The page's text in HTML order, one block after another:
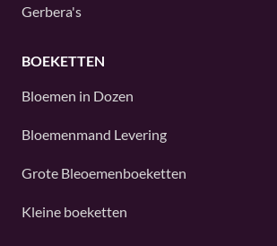
Gerbera's
BOEKETTEN
Bloemen in Dozen
Bloemenmand Levering
Grote Bleoemenboeketten
Kleine boeketten